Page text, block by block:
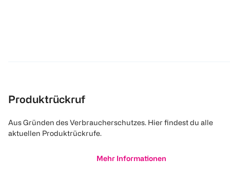
Produktrückruf
Aus Gründen des Verbraucherschutzes. Hier findest du alle
aktuellen Produktrückrufe.
Mehr Informationen